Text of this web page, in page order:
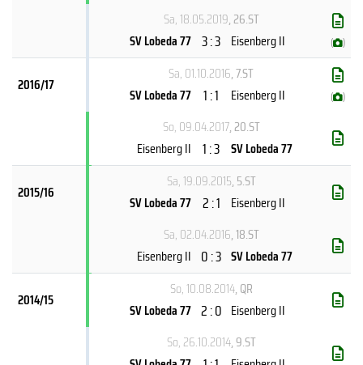
Sa, 18.05.2019, 26.ST
SV Lobeda 77 3 : 3 Eisenberg II ( )
2016/17
Sa, 01.10.2016, 7.ST
SV Lobeda 77 1 : 1 Eisenberg II ( )
So, 09.04.2017, 20.ST
Eisenberg II 1 : 3 SV Lobeda 77
2015/16
Sa, 19.09.2015, 5.ST
SV Lobeda 77 2 : 1 Eisenberg II
Sa, 02.04.2016, 18.ST
Eisenberg II 0 : 3 SV Lobeda 77
2014/15
So, 10.08.2014, QR
SV Lobeda 77 2 : 0 Eisenberg II
So, 26.10.2014, 9.ST